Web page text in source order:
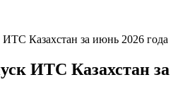
Казахстан за июнь 2026 года
ИТС Казахстан за